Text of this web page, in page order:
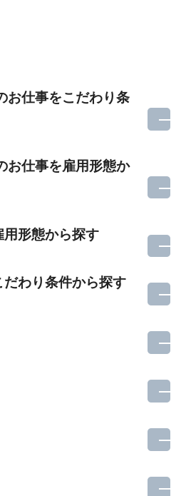
お仕事をこだわり条
お仕事を雇用形態か
形態から探す
わり条件から探す